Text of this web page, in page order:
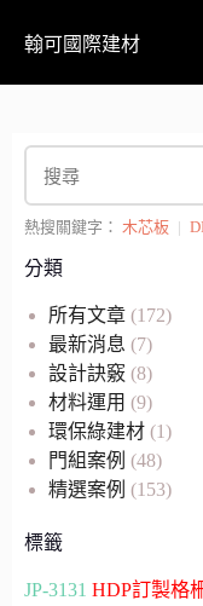
翰可國際建材
熱搜關鍵字： 木芯板 |
分類
所有文章 (172)
最新消息 (7)
設計訣竅 (8)
材料運用 (9)
環保綠建材 (1)
門組案例 (48)
精選案例 (153)
標籤
JP-3131 HDP訂製格